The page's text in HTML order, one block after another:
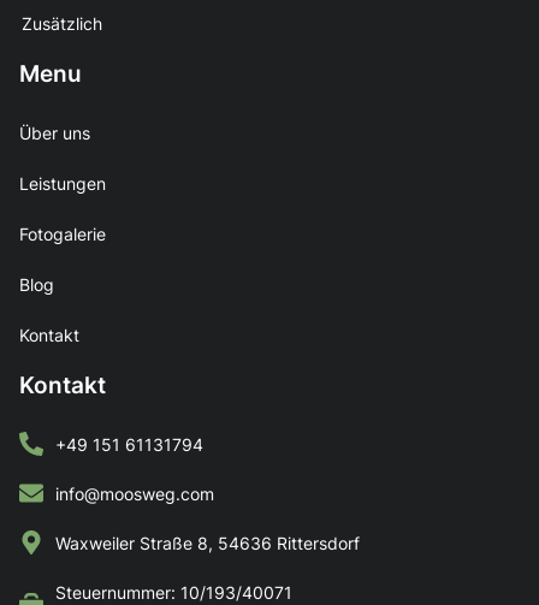
Zusätzlich
Menu
Über uns
Leistungen
Fotogalerie
Blog
Kontakt
Kontakt
+49 151 61131794
info@moosweg.com
Waxweiler Straße 8, 54636 Rittersdorf
Steuernummer: 10/193/40071